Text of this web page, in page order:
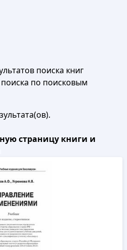
поиска книг
по поисковым
страницу книги и